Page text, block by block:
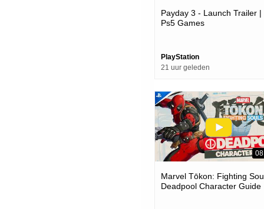
Payday 3 - Launch Trailer |
Ps5 Games
PlayStation
21 uur geleden
Marvel Tōkon: Fighting
Deadpool Character Guide